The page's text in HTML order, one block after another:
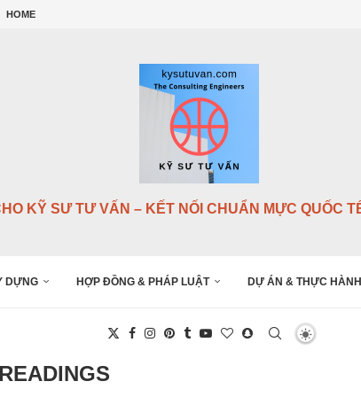
DỰNG QUỐC...
HOME
KỸ SƯ TƯ VẤN – KẾT NỐI CHUẨN MỰC QUỐC
DỰNG HỢP ĐỒNG & PHÁP LUẬT DỰ ÁN & THỰC HÀNH
READINGS